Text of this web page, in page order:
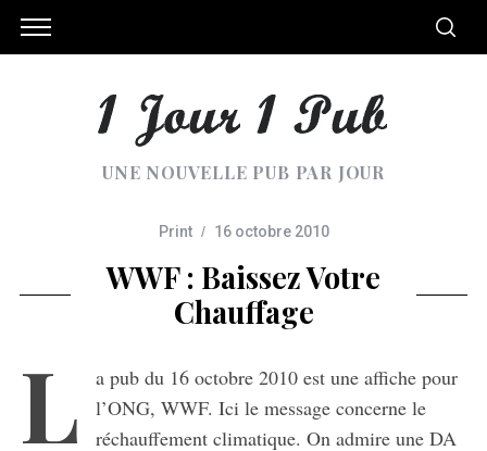
UNE NOUVELLE PUB PAR JOUR
Print 16 octobre 2010
WWF : Baissez Votre
Chauffage
L
a pub du 16 octobre 2010 est une affiche pour
l’ONG, WWF. Ici le message concerne le
réchauffement climatique. On admire une DA